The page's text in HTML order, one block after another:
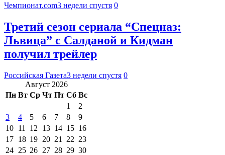
Чемпионат.com3 недели спустя 0
Третий сезон сериала “Спецназ:
Львица” с Салданой и Кидман
получил трейлер
Российская Газета3 недели спустя 0
Август 2026
Пн Вт Ср Чт Пт Сб Вс
1
2
3
4 5 6 7 8
9
10 11 12 13 14 15 16
17 18 19 20 21 22 23
24 25 26 27 28 29 30